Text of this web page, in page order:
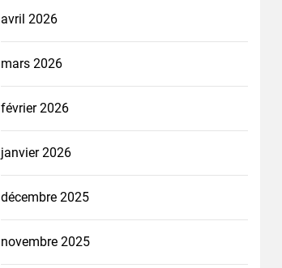
avril 2026
mars 2026
février 2026
janvier 2026
décembre 2025
novembre 2025